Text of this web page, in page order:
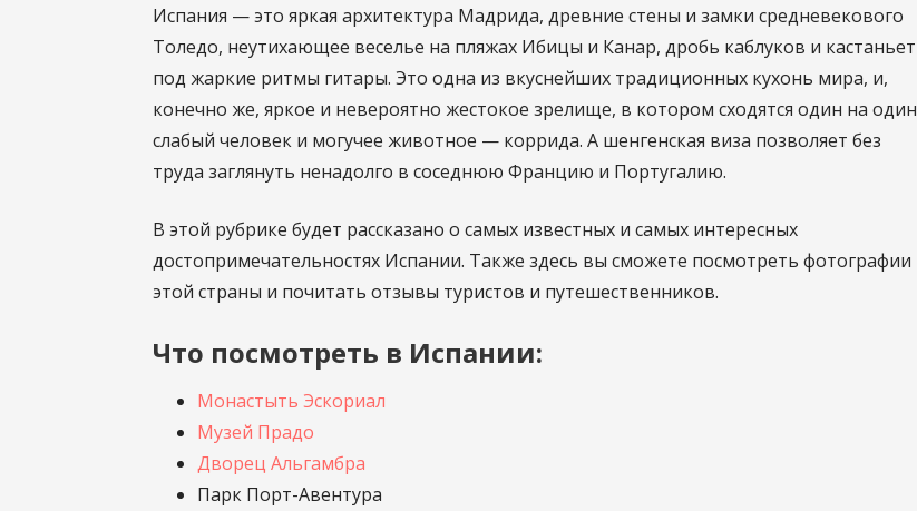
Испания — это яркая архитектура Мадрида, древние стены и замки средневекового
Толедо, неутихающее веселье на пляжах Ибицы и Канар, дробь каблуков и кастаньет
под жаркие ритмы гитары. Это одна из вкуснейших традиционных кухонь мира, и,
конечно же, яркое и невероятно жестокое зрелище, в котором сходятся один на один
слабый человек и могучее животное — коррида. А шенгенская виза позволяет без
труда заглянуть ненадолго в соседнюю Францию и Португалию.
В этой рубрике будет рассказано о самых известных и самых интересных
достопримечательностях Испании. Также здесь вы сможете посмотреть фотографии
этой страны и почитать отзывы туристов и путешественников.
Что посмотреть в Испании:
Монастыть Эскориал
Музей Прадо
Дворец Альгамбра
Парк Порт-Авентура